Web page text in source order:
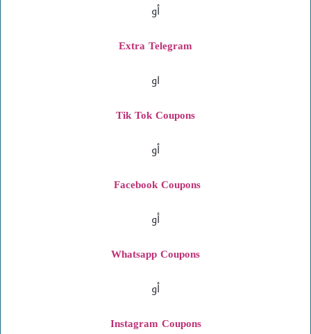
أو
Extra Telegram
او
Tik Tok Coupons
أو
Facebook Coupons
أو
Whatsapp Coupons
أو
Coupons
Instagram